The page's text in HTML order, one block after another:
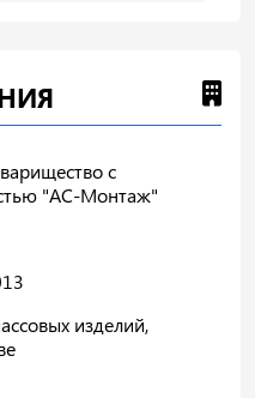
с
"АС-Монтаж"
изделий,